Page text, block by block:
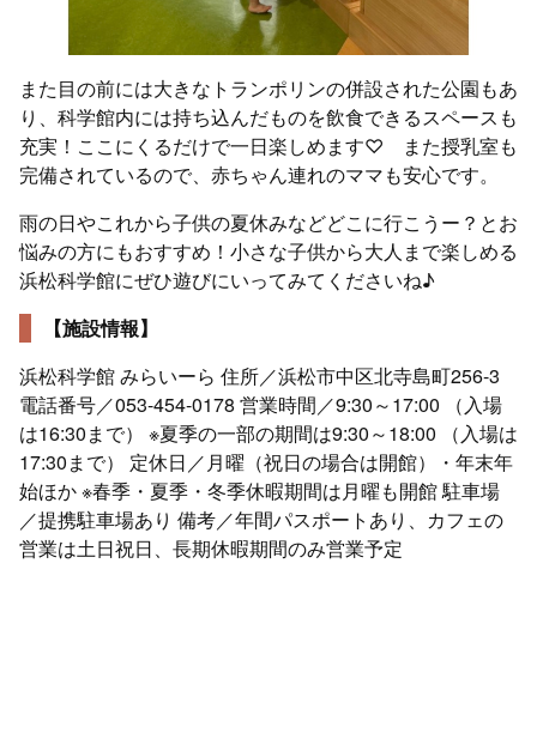
また目の前には大きなトランポリンの併設された公園もあ
り、科学館内には持ち込んだものを飲食できるスペースも
充実！ここにくるだけで一日楽しめます♡ また授乳室も
完備されているので、赤ちゃん連れのママも安心です。
雨の日やこれから子供の夏休みなどどこに行こうー？とお
悩みの方にもおすすめ！小さな子供から大人まで楽しめる
浜松科学館にぜひ遊びにいってみてくださいね♪
【施設情報】
浜松科学館 みらいーら 住所／浜松市中区北寺島町256-3
電話番号／053-454-0178 営業時間／9:30～17:00 （入場
は16:30まで） ※夏季の一部の期間は9:30～18:00 （入場は
17:30まで） 定休日／月曜（祝日の場合は開館）・年末年
始ほか ※春季・夏季・冬季休暇期間は月曜も開館 駐車場
／提携駐車場あり 備考／年間パスポートあり、カフェの
営業は土日祝日、長期休暇期間のみ営業予定